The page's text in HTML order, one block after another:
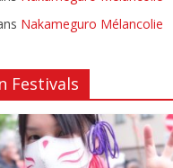
Nakameguro Mélancolie
Festivals